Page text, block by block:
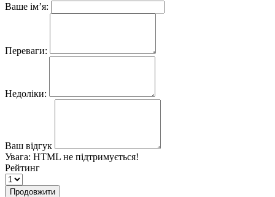
Ваше ім’я:
Переваги:
Недоліки:
Ваш відгук
Увага: HTML не підтримується!
Рейтинг
Продовжити